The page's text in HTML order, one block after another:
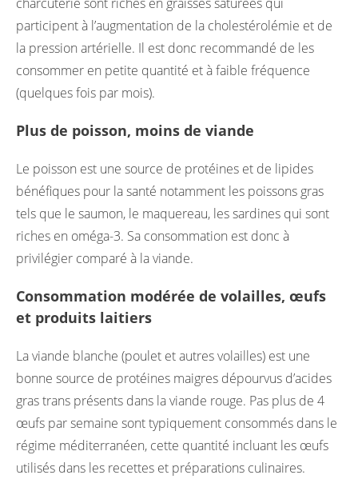
charcuterie sont riches en graisses saturées qui
participent à l’augmentation de la cholestérolémie et de
la pression artérielle. Il est donc recommandé de les
consommer en petite quantité et à faible fréquence
(quelques fois par mois).
Plus de poisson, moins de viande
Le poisson est une source de protéines et de lipides
bénéfiques pour la santé notamment les poissons gras
tels que le saumon, le maquereau, les sardines qui sont
riches en oméga-3. Sa consommation est donc à
privilégier comparé à la viande.
Consommation modérée de volailles, œufs
et produits laitiers
La viande blanche (poulet et autres volailles) est une
bonne source de protéines maigres dépourvus d’acides
gras trans présents dans la viande rouge. Pas plus de 4
œufs par semaine sont typiquement consommés dans le
régime méditerranéen, cette quantité incluant les œufs
utilisés dans les recettes et préparations culinaires.